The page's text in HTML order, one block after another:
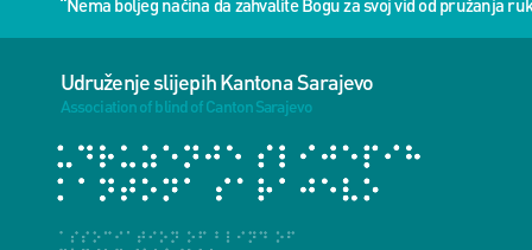
“Nema boljeg načina da zahvalite Bogu za svoj vid od pružanja
Udruženje slijepih Kantona Sarajevo
Association of blind of Canton Sarajevo